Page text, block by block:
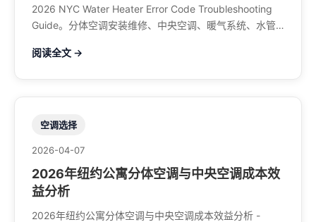
2026 NYC Water Heater Error Code Troubleshooting
Guide。分体空调安装维修、中央空调、暖气系统、水管
阅读全文 →
空调选择
2026-04-07
2026年纽约公寓分体空调与中央空调成本效
益分析
2026年纽约公寓分体空调与中央空调成本效益分析 -